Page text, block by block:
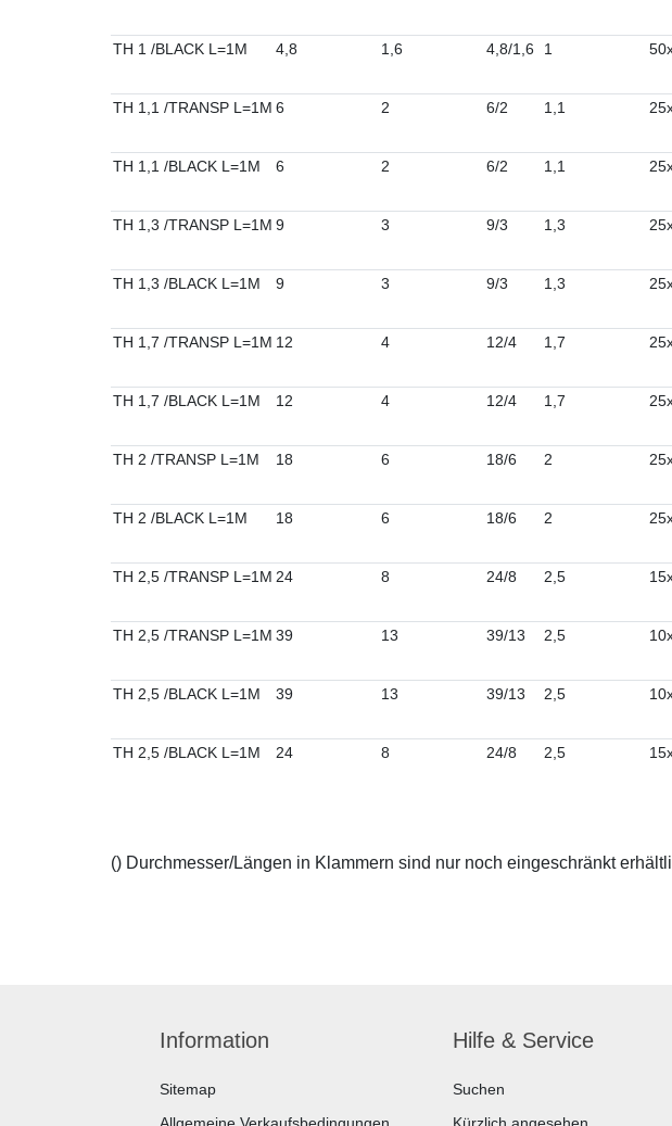
TH 1 /BLACK L=1M 4,8 1,6 4,8/1,6 1
TH 1,1 /TRANSP L=1M 6 2 6/2 1,1
TH 1,1 /BLACK L=1M 6 2 6/2 1,1
TH 1,3 /TRANSP L=1M 9 3 9/3 1,3
TH 1,3 /BLACK L=1M 9 3 9/3 1,3
TH 1,7 /TRANSP L=1M 12 4 12/4 1,7
TH 1,7 /BLACK L=1M 12 4 12/4 1,7
TH 2 /TRANSP L=1M 18 6 18/6 2
TH 2 /BLACK L=1M 18 6 18/6 2
TH 2,5 /TRANSP L=1M 24 8 24/8 2,5
TH 2,5 /TRANSP L=1M 39 13 39/13 2,5
TH 2,5 /BLACK L=1M 39 13 39/13 2,5
TH 2,5 /BLACK L=1M 24 8 24/8 2,5
() Durchmesser/Längen in Klammern sind nur noch eingeschränkt
Information
Sitemap
Hilfe & Service
Suchen